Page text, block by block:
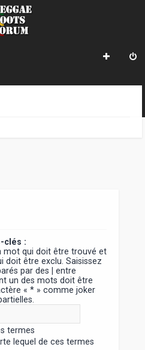
clés :
mot qui doit être trouvé et
doit être exclu. Saisissez
par des | entre
un des mots doit être
« * » comme joker
termes
lequel de ces termes